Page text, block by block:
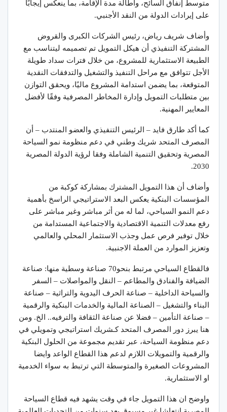
متوسط إنفاق السائح، واطالة مدة الإقامة، بما ينعكس إيجابًا
على إيرادات الدولة من النقد الأجنبي.
وأضاف شريف رياض، رئيس الشركات الكبرى والقروض
المشتركة التنفيذي أن هيكل التمويل تم تصميمه ليتناسب مع
الطبيعة الاستثمارية للمشروع، من خلال فترات سداد طويلة
الأجل تتوافق مع مراحل التنفيذ والتشغيل والتدفقات النقدية
المتوقعة، بما يضمن استدامة المشروع ماليًا، ويحقق التوازن
بين متطلبات التمويل وإدارة المخاطر المصرفية وفقًا لأفضل
المعايير المهنية.
كما أكد طارق فايد – الرئيس التنفيذي والعضو المنتدب – أن
المصرف المتحد شريك وطني في دعم منظومة نمو السياحة
المصرية وتحقيق التنمية الشاملة وفقا لرؤية الدولة المصرية
2030.
وأضاف أن هذا التمويل المشترك بمشاركة كوكبة من
المؤسسات البنكية يعكس البعد الاستراتيجي الراسخ بأهمية
دعم النمو السياحي، لما له من أثر مباشر وغير مباشر على
رفع معدلات التنمية الاقتصادية والاجتماعية المستدامة من
خلال توفير فرص عمل وجذب الاستثمار المحلي والعالمي
وتعزيز الموارد من العملة الاجنبية.
فالقطاع السياحي مرتبط بنحو70 صناعة وسطية منها: صناعة
الضيافة والفنادق والمطاعم – النقل والمواصلات – السفر
والسياحة الداخلية – صناعة الحرف اليدوية والتراثية – صناعة
البناء والتشغيل – الصناعة المالية والخدمات البنكية والرقمية
– صناعة التأمين – فضلا عن صناعة الثقافة والترفيه.. الخ. ومن
هنا يبرز دور المصرف المتحد كـشريك استراتيجي وتمويلي في
دعم منظومة السياحة، عبر تقديم مجموعة من الحلول البنكية
والرقمية والتمويلات اللازم لدعم هذا القطاع الواعد وايضا
المشروعات الصغيرة والمتوسطة التي ترتبط به سواء الخدمية
او الاستثمارية.
واوضح ان هذا التمويل جاء في وقت يشهد فيه قطاع السياحة